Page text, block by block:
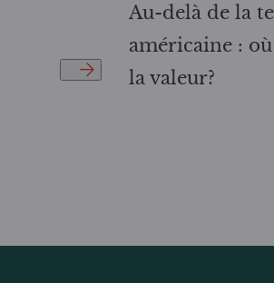
Au-delà de la
américaine :
la valeur?